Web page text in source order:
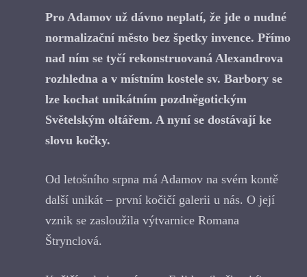
Pro Adamov už dávno neplatí, že jde o nudné
normalizační město bez špetky invence. Přímo
nad ním se tyčí rekonstruovaná Alexandrova
rozhledna a v místním kostele sv. Barbory se
lze kochat unikátním pozdněgotickým
Světelským oltářem. A nyní se dostávají ke
slovu kočky.
Od letošního srpna má Adamov na svém kontě
další unikát – první kočičí galerii u nás. O její
vznik se zasloužila výtvarnice Romana
Štrynclová.